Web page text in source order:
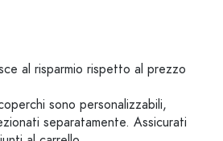
al risparmio rispetto al prezzo
sono personalizzabili,
separatamente. Assicurati